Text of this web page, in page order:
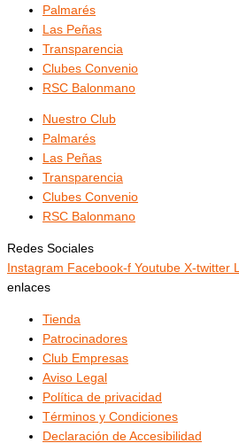
Palmarés
Las Peñas
Transparencia
Clubes Convenio
RSC Balonmano
Nuestro Club
Palmarés
Las Peñas
Transparencia
Clubes Convenio
RSC Balonmano
Redes Sociales
Instagram Facebook-f Youtube X-twitter
enlaces
Tienda
Patrocinadores
Club Empresas
Aviso Legal
Política de privacidad
Términos y Condiciones
Declaración de Accesibilidad